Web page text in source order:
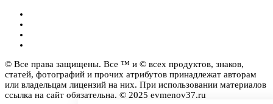
© Все права защищены. Все ™ и © всех продуктов, знаков,
статей, фотографий и прочих атрибутов принадлежат авторам
или владельцам лицензий на них. При использовании материалов
ссылка на сайт обязательна. © 2025 evmenov37.ru